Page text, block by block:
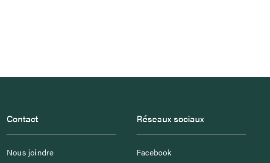
Contact
Nous joindre
Réseaux sociaux
Facebook